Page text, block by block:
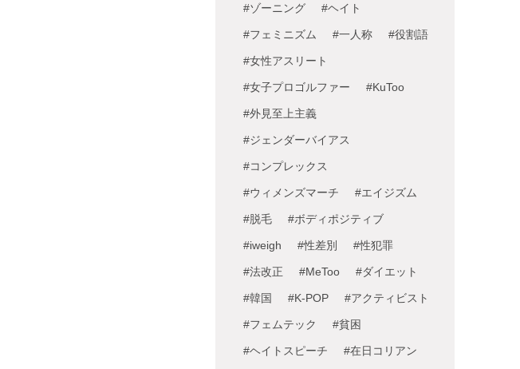
#ゾーニング #ヘイト
#フェミニズム #一人称 #役割語
#女性アスリート
#女子プロゴルファー #KuToo
#外見至上主義
#ジェンダーバイアス
#コンプレックス
#ウィメンズマーチ #エイジズム
#脱毛 #ボディポジティブ
#iweigh #性差別 #性犯罪
#法改正 #MeToo #ダイエット
#韓国 #K-POP #アクティビスト
#フェムテック #貧困
#ヘイトスピーチ #在日コリアン